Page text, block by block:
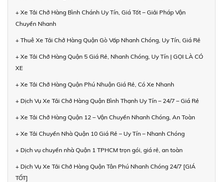
+ Xe Tải Chở Hàng Bình Chánh Uy Tín, Giá Tốt – Giải Pháp Vận
Chuyển Nhanh
+ Thuê Xe Tải Chở Hàng Quận Gò Vấp Nhanh Chóng, Uy Tín, Giá Rẻ
+ Xe Tải Chở Hàng Quận 5 Giá Rẻ, Nhanh Chóng, Uy Tín | GỌI LÀ CÓ
XE
+ Xe Tải Chở Hàng Quận Phú Nhuận Giá Rẻ, Có Xe Nhanh
+ Dịch Vụ Xe Tải Chở Hàng Quận Bình Thạnh Uy Tín – 24/7 – Giá Rẻ
+ Xe Tải Chở Hàng Quận 12 – Vận Chuyển Nhanh Chóng, An Toàn
+ Xe Tải Chuyển Nhà Quận 10 Giá Rẻ – Uy Tín – Nhanh Chóng
+ Dịch vụ chuyển nhà Quận 1 TPHCM trọn gói, giá rẻ, an toàn
+ Dịch Vụ Xe Tải Chở Hàng Quận Tân Phú Nhanh Chóng 24/7 [GIÁ
TỐT]